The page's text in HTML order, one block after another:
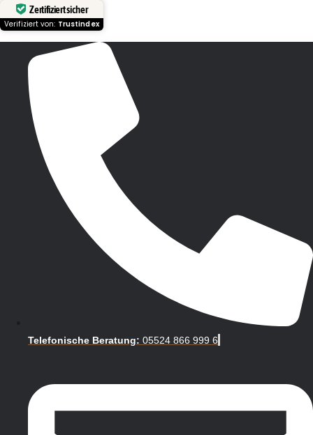
Zertifiziert sicher
Verifiziert von: Trustindex
Telefonische Beratung: 05524 866 999 6